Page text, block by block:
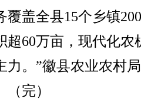
覆盖全县15个乡镇
超60万亩，现代化农
力。”徽县农业农村
完）